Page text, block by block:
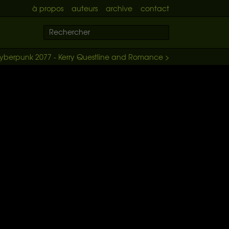
à propos auteurs archive contact
2077 - Kerry Questline and Romance >